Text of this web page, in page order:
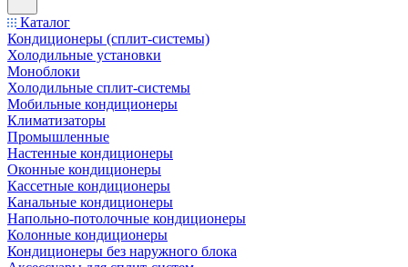
Каталог
Кондиционеры (сплит-системы)
Холодильные установки
Моноблоки
Холодильные сплит-системы
Мобильные кондиционеры
Климатизаторы
Промышленные
Настенные кондиционеры
Оконные кондиционеры
Кассетные кондиционеры
Канальные кондиционеры
Напольно-потолочные кондиционеры
Колонные кондиционеры
Кондиционеры без наружного блока